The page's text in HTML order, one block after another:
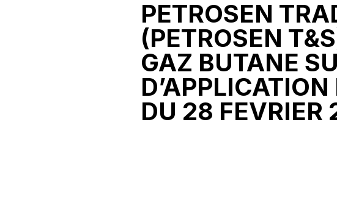
PETROSEN
(PETROSEN
GAZ BUTANE
DU 28 FEVRIER